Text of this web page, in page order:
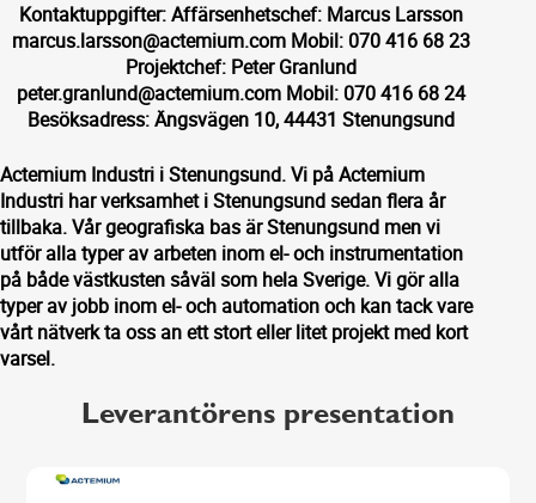
Kontaktuppgifter: Affärsenhetschef: Marcus Larsson
marcus.larsson@actemium.com Mobil: 070 416 68 23
Projektchef: Peter Granlund
peter.granlund@actemium.com Mobil: 070 416 68 24
Besöksadress: Ängsvägen 10, 44431 Stenungsund
Actemium Industri i Stenungsund. Vi på Actemium
Industri har verksamhet i Stenungsund sedan flera år
tillbaka. Vår geografiska bas är Stenungsund men vi
utför alla typer av arbeten inom el- och instrumentation
på både västkusten såväl som hela Sverige. Vi gör alla
typer av jobb inom el- och automation och kan tack vare
vårt nätverk ta oss an ett stort eller litet projekt med kort
varsel.
Leverantörens presentation